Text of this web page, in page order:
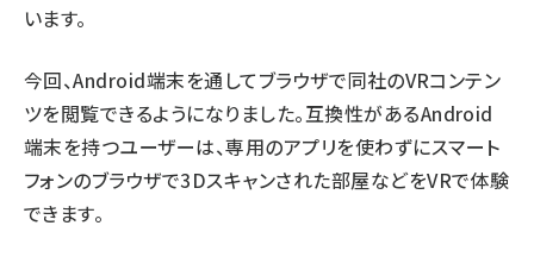
います。
今回、Android端末を通してブラウザで同社のVRコンテン
ツを閲覧できるようになりました。互換性があるAndroid
端末を持つユーザーは、専用のアプリを使わずにスマート
フォンのブラウザで3Dスキャンされた部屋などをVRで体験
できます。